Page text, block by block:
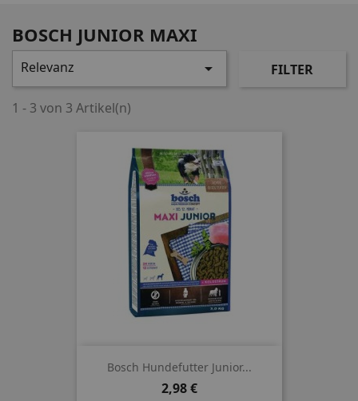
BOSCH JUNIOR MAXI
Relevanz  FILTER
1 - 3 von 3 Artikel(n)
Bosch Hundefutter Junior...
Preis
2,98 €